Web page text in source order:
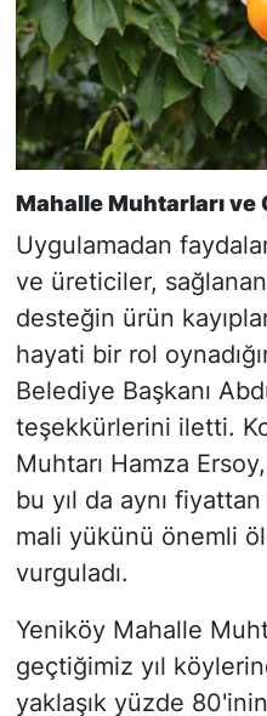
Mahalle Muhtarları
Uygulamadan
ve üreticiler,
desteğin ürün
hayati bir rol
Belediye Başkanı
teşekkürlerini iletti.
Muhtarı Hamza
bu yıl da aynı
mali yükünü önemli
vurguladı.
Yeniköy Mahalle
geçtiğimiz yıl
yaklaşık yüzde